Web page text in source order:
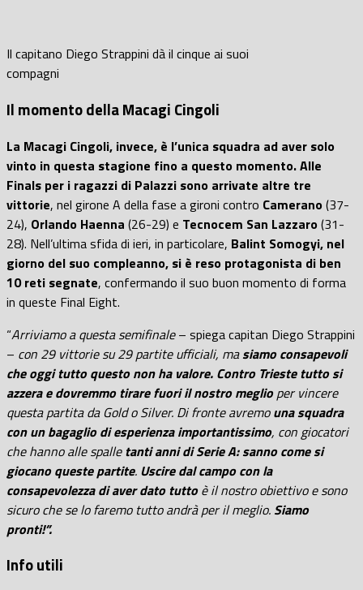
Il capitano Diego Strappini dà il cinque ai suoi
compagni
Il momento della Macagi Cingoli
La Macagi Cingoli, invece, è l’unica squadra ad aver solo
vinto in questa stagione fino a questo momento.Alle
Finals per i ragazzi di Palazzi sono arrivate altre tre
vittorie, nel girone A della fase a gironi contro Camerano(37-
24), Orlando Haenna (26-29) e Tecnocem San Lazzaro(31-
28). Nell’ultima sfida di ieri, in particolare, Balint Somogyi, nel
giorno del suo compleanno, si è reso protagonista di ben
10 reti segnate, confermando il suo buon momento di forma
in queste Final Eight.
“Arriviamo a questa semifinale– spiega capitan Diego Strappini
– con 29 vittorie su 29 partite ufficiali, masiamo consapevoli
che oggi tutto questo non ha valore. Contro Trieste tutto si
azzera e dovremmo tirare fuori il nostro meglioper vincere
questa partita da Gold o Silver. Di fronte avremouna squadra
con un bagaglio di esperienza importantissimo, con giocatori
che hanno alle spalletanti anni di Serie A: sanno come si
giocano queste partite. Uscire dal campo con la
consapevolezza di aver dato tuttoè il nostro obiettivo e sono
sicuro che se lo faremo tutto andrà per il meglio. Siamo
pronti!”.
Info utili